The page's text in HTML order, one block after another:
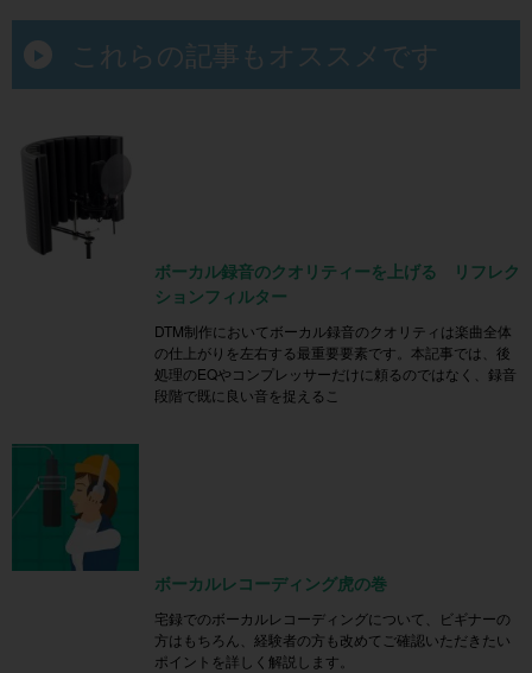
これらの記事もオススメです
ボーカル録音のクオリティーを上げる リフレク
ションフィルター
DTM制作においてボーカル録音のクオリティは楽曲全体
の仕上がりを左右する最重要要素です。本記事では、後
処理のEQやコンプレッサーだけに頼るのではなく、録音
段階で既に良い音を捉えるこ
ボーカルレコーディング虎の巻
宅録でのボーカルレコーディングについて、ビギナーの
方はもちろん、経験者の方も改めてご確認いただきたい
ポイントを詳しく解説します。